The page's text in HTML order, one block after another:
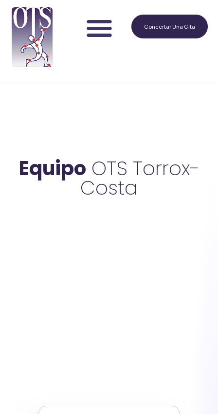
Concertar Una Cita
Equipo OTS Torrox-
Costa